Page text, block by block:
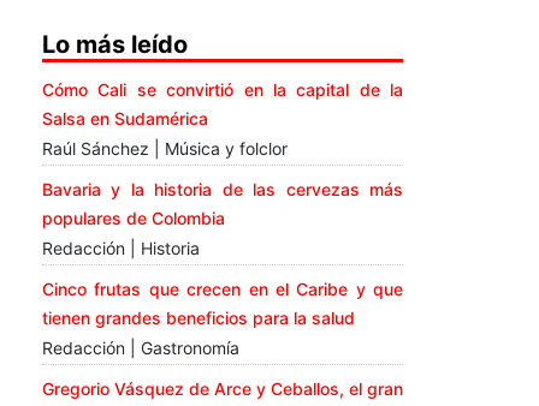
Lo más leído
Cómo Cali se convirtió en la capital de la
Salsa en Sudamérica
Raúl Sánchez | Música y folclor
Bavaria y la historia de las cervezas más
populares de Colombia
Redacción | Historia
Cinco frutas que crecen en el Caribe y que
tienen grandes beneficios para la salud
Redacción | Gastronomía
Gregorio Vásquez de Arce y Ceballos, el gran